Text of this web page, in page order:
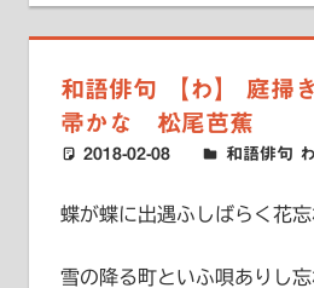
和語俳句 【わ】 庭掃
帚かな 松尾芭蕉
2018-02-08 ハードエッ
和語俳句
蝶が蝶に出遇ふしばらく花
雪の降る町といふ唄ありし